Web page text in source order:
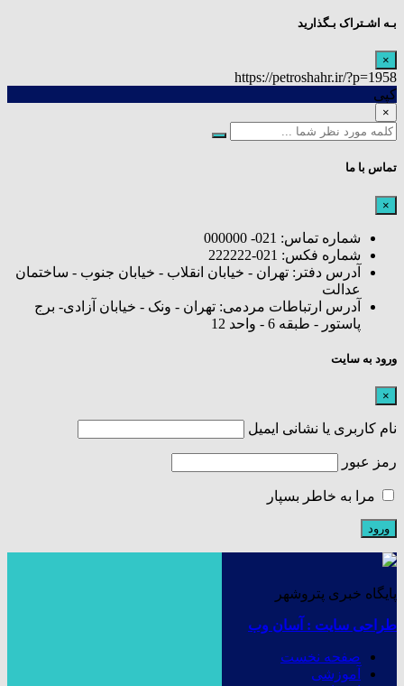
بـه اشـتراک بـگذارید
×
https://petroshahr.ir/?p=1958
کپی
×
تماس با ما
×
شماره تماس: 021- 000000
شماره فکس: 021-222222
آدرس دفتر: تهران - خیابان انقلاب - خیابان جنوب - ساختمان
عدالت
آدرس ارتباطات مردمی: تهران - ونک - خیابان آزادی- برج
پاستور - طبقه 6 - واحد 12
ورود به سایت
×
نام کاربری یا نشانی ایمیل
رمز عبور
مرا به خاطر بسپار
پایگاه خبری پتروشهر
طراحی سایت : آسان وب
صفحه نخست
آموزشی